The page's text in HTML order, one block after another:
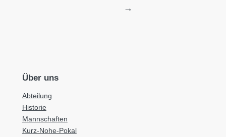
→
Über uns
Abteilung
Historie
Mannschaften
Kurz-Nohe-Pokal